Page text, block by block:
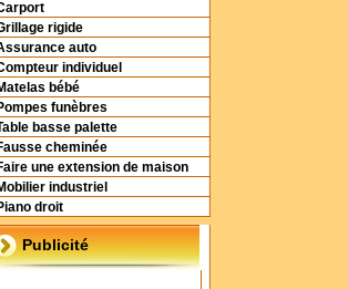
rigide
auto
individuel
bébé
funèbres
basse palette
cheminée
une extension de maison
industriel
droit
Publicité